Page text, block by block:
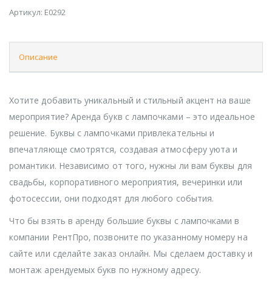
Артикул: E0292
Описание
Хотите добавить уникальный и стильный акцент на ваше
мероприятие? Аренда букв с лампочками – это идеальное
решение. Буквы с лампочками привлекательны и
впечатляюще смотрятся, создавая атмосферу уюта и
романтики. Независимо от того, нужны ли вам буквы для
свадьбы, корпоративного мероприятия, вечеринки или
фотосессии, они подходят для любого события.
Что бы взять в аренду большие буквы с лампочками в
компании РентПро, позвоните по указанному номеру на
сайте или сделайте заказ онлайн. Мы сделаем доставку и
монтаж арендуемых букв по нужному адресу.